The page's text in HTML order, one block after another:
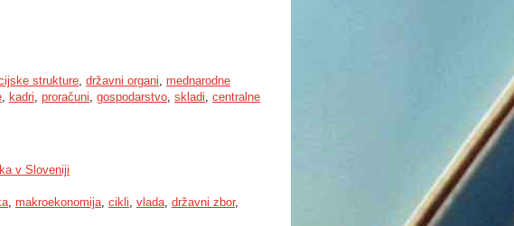
strukture, državni organi, mednarodne
, kadri, proračuni, gospodarstvo, skladi, centralne
v Sloveniji
, makroekonomija, cikli, vlada, državni zbor,